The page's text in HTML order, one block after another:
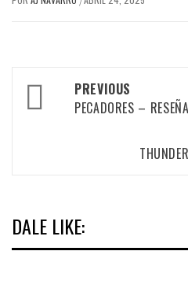
Post
navigation
PREVIOUS
PECADORES – RESEÑA
DALE LIKE: